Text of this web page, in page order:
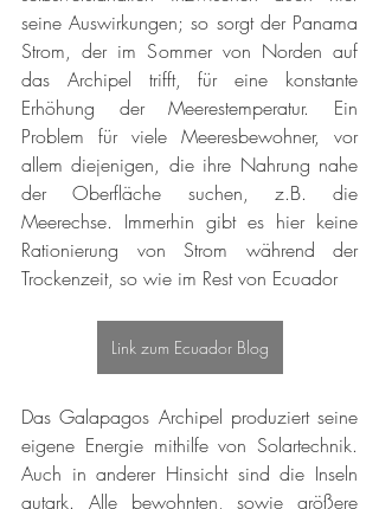
seine Auswirkungen; so sorgt der Panama
Strom, der im Sommer von Norden auf
das Archipel trifft, für eine konstante
Erhöhung der Meerestemperatur. Ein
Problem für viele Meeresbewohner, vor
allem diejenigen, die ihre Nahrung nahe
der Oberfläche suchen, z.B. die
Meerechse. Immerhin gibt es hier keine
Rationierung von Strom während der
Trockenzeit, so wie im Rest von Ecuador
Link zum Ecuador Blog
Das Galapagos Archipel produziert seine
eigene Energie mithilfe von Solartechnik.
Auch in anderer Hinsicht sind die Inseln
autark. Alle bewohnten, sowie größere